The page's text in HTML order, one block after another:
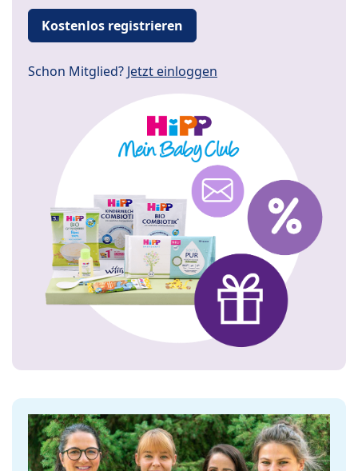
Kostenlos registrieren
Schon Mitglied? Jetzt einloggen